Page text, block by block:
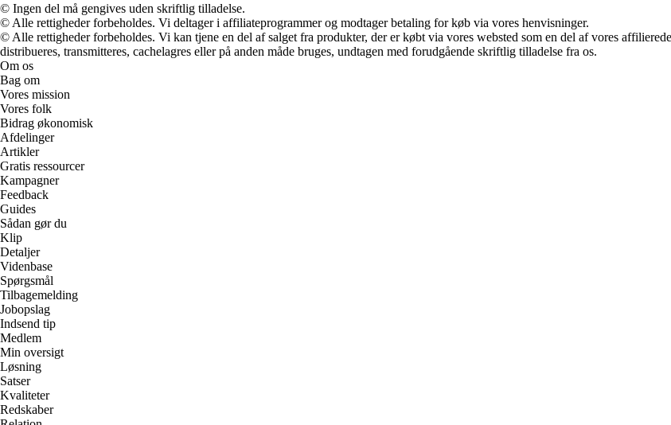
© Ingen del må gengives uden skriftlig tilladelse.
© Alle rettigheder forbeholdes. Vi deltager i affiliateprogrammer og modtager betaling for køb via vores henvisninger.
© Alle rettigheder forbeholdes. Vi kan tjene en del af salget fra produkter, der er købt via vores websted som en del af vores
distribueres, transmitteres, cachelagres eller på anden måde bruges, undtagen med forudgående skriftlig tilladelse fra os.
Om os
Bag om
Vores mission
Vores folk
Bidrag økonomisk
Afdelinger
Artikler
Gratis ressourcer
Kampagner
Feedback
Guides
Sådan gør du
Klip
Detaljer
Videnbase
Spørgsmål
Tilbagemelding
Jobopslag
Indsend tip
Medlem
Min oversigt
Løsning
Satser
Kvaliteter
Redskaber